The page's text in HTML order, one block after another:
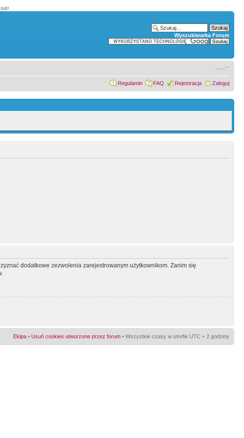
Wyszukiwarka Forum
Regulamin FAQ Rejestracja Zaloguj
dodatkowe zezwolenia zarejestrowanym użytkownikom. Zanim się
Ekipa • Usuń cookies utworzone przez forum • Wszystkie czasy w strefie UTC + 2 godziny